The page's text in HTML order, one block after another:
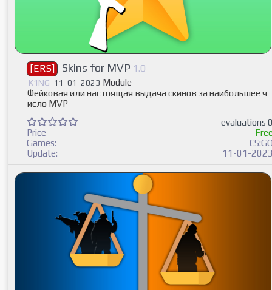
[ERS] Skins for MVP 1.0
K1NG 11-01-2023 Module
Фейковая или настоящая выдача скинов за наибольшее ч
исло MVP
evaluations
Price
Games:
Update:
11-01-